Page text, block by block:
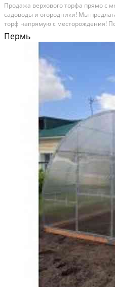
Продажа верхового торфа прямо с
садоводы и огородники! Мы
торф напрямую с месторождения!
чистый: добывается в естественных
Идеален для огорода: улучшает
Пермь